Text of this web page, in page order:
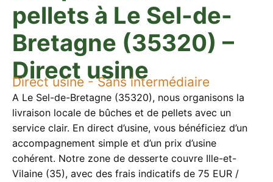
pellets à Le Sel-de-
Bretagne (35320) –
Direct usine
Direct usine - Sans intermédiaire
A Le Sel-de-Bretagne (35320), nous organisons la
livraison locale de bûches et de pellets avec un
service clair. En direct d’usine, vous bénéficiez d’un
accompagnement simple et d’un prix d’usine
cohérent. Notre zone de desserte couvre Ille-et-
Vilaine (35), avec des frais indicatifs de 75 EUR /